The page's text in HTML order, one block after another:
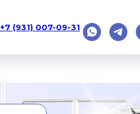
+7 (931) 007-09-31